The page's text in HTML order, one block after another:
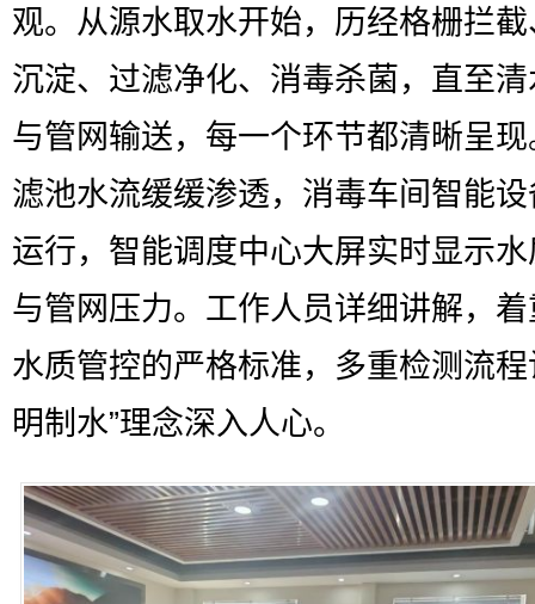
观。从源水取水开始，历经格栅拦
沉淀、过滤净化、消毒杀菌，直至
与管网输送，每一个环节都清晰呈
滤池水流缓缓渗透，消毒车间智能
运行，智能调度中心大屏实时显示
与管网压力。工作人员详细讲解，
水质管控的严格标准，多重检测流程
明制水”理念深入人心。